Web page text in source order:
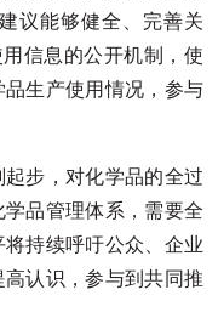
议能够健全、完善关
信息的公开机制，使
生产使用情况，参与
步，对化学品的全过
品管理体系，需要全
持续呼吁公众、企业
认识，参与到共同推